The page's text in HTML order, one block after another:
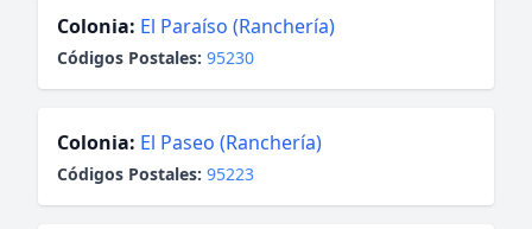
Colonia: El Paraíso (Ranchería)
Códigos Postales: 95230
Colonia: El Paseo (Ranchería)
Códigos Postales: 95223